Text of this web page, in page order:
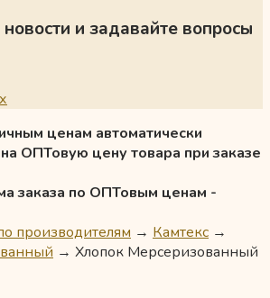
и задавайте вопросы
ценам автоматически
ОПТовую цену товара при заказе
заказа по ОПТовым ценам -
производителям → Камтекс →
→ Хлопок Мерсеризованный